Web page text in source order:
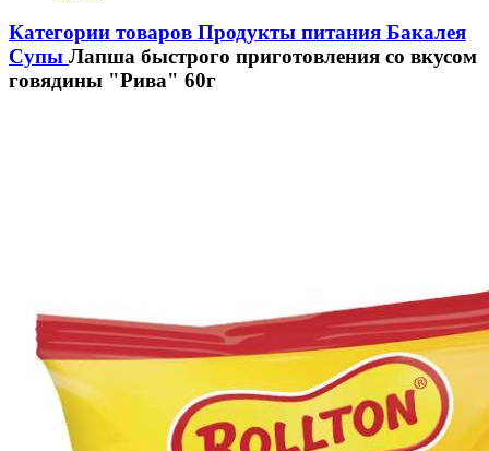
Категории товаров Продукты питания Бакалея
Супы Лапша быстрого приготовления со вкусом
говядины "Рива" 60г